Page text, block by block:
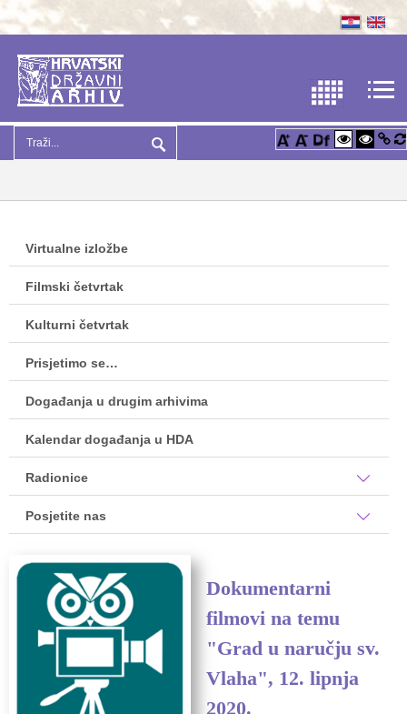
Virtualne izložbe
Filmski četvrtak
Kulturni četvrtak
Prisjetimo se…
Događanja u drugim arhivima
Kalendar događanja u HDA
Radionice
Posjetite nas
Dokumentarni
filmovi na temu
"Grad u naručju sv.
Vlaha", 12. lipnja
2020.